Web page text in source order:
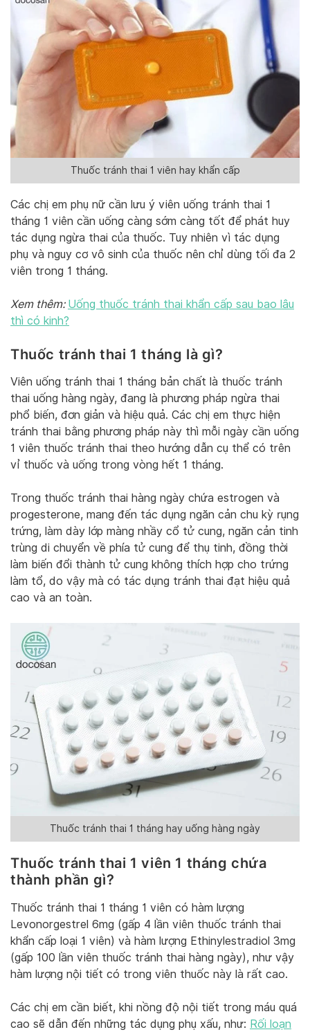
Thuốc tránh thai 1 viên hay khẩn cấp
Các chị em phụ nữ cần lưu ý viên uống tránh thai 1
tháng 1 viên cần uống càng sớm càng tốt để phát huy
tác dụng ngừa thai của thuốc. Tuy nhiên vì tác dụng
phụ và nguy cơ vô sinh của thuốc nên chỉ dùng tối đa 2
viên trong 1 tháng.
Xem thêm: Uống thuốc tránh thai khẩn cấp sau bao lâu
thì có kinh?
Thuốc tránh thai 1 tháng là gì?
Viên uống tránh thai 1 tháng bản chất là thuốc tránh
thai uống hàng ngày, đang là phương pháp ngừa thai
phổ biến, đơn giản và hiệu quả. Các chị em thực hiện
tránh thai bằng phương pháp này thì mỗi ngày cần uống
1 viên thuốc tránh thai theo hướng dẫn cụ thể có trên
vỉ thuốc và uống trong vòng hết 1 tháng.
Trong thuốc tránh thai hàng ngày chứa estrogen và
progesterone, mang đến tác dụng ngăn cản chu kỳ rụng
trứng, làm dày lớp màng nhầy cổ tử cung, ngăn cản tinh
trùng di chuyển về phía tử cung để thụ tinh, đồng thời
làm biến đổi thành tử cung không thích hợp cho trứng
làm tổ, do vậy mà có tác dụng tránh thai đạt hiệu quả
cao và an toàn.
Thuốc tránh thai 1 tháng hay uống hàng ngày
Thuốc tránh thai 1 viên 1 tháng chứa
thành phần gì?
Thuốc tránh thai 1 tháng 1 viên có hàm lượng
Levonorgestrel 6mg (gấp 4 lần viên thuốc tránh thai
khẩn cấp loại 1 viên) và hàm lượng Ethinylestradiol 3mg
(gấp 100 lần viên thuốc tránh thai hàng ngày), như vậy
hàm lượng nội tiết có trong viên thuốc này là rất cao.
Các chị em cần biết, khi nồng độ nội tiết trong máu quá
cao sẽ dẫn đến những tác dụng phụ xấu, như: Rối loạn